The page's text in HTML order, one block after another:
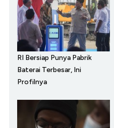
RI Bersiap Punya Pabrik
Baterai Terbesar, Ini
Profilnya